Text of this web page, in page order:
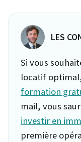
LES
Si vous
locatif
formation
mail, vous
investir en
première